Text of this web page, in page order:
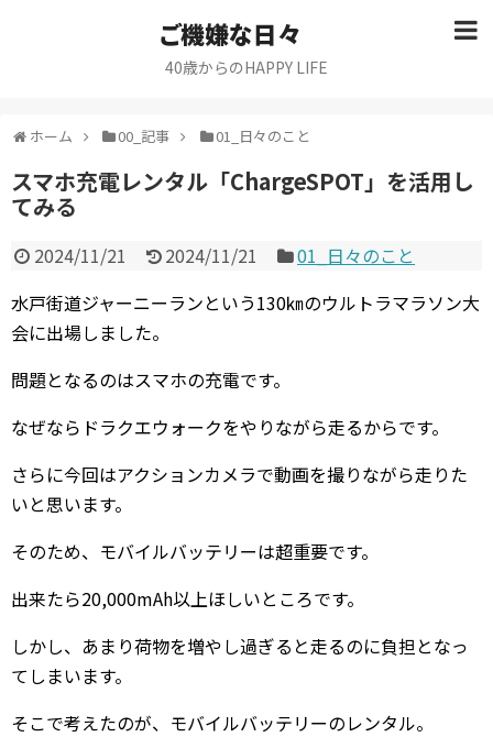
ご機嫌な日々
40歳からのHAPPY LIFE
ホーム 00_記事 01_日々のこと
スマホ充電レンタル「ChargeSPOT」を活用し
てみる
2024/11/21 2024/11/21
01_日々のこと
水戸街道ジャーニーランという130㎞のウルトラマラソン大
会に出場しました。
問題となるのはスマホの充電です。
なぜならドラクエウォークをやりながら走るからです。
さらに今回はアクションカメラで動画を撮りながら走りた
いと思います。
そのため、モバイルバッテリーは超重要です。
出来たら20,000mAh以上ほしいところです。
しかし、あまり荷物を増やし過ぎると走るのに負担となっ
てしまいます。
そこで考えたのが、モバイルバッテリーのレンタル。